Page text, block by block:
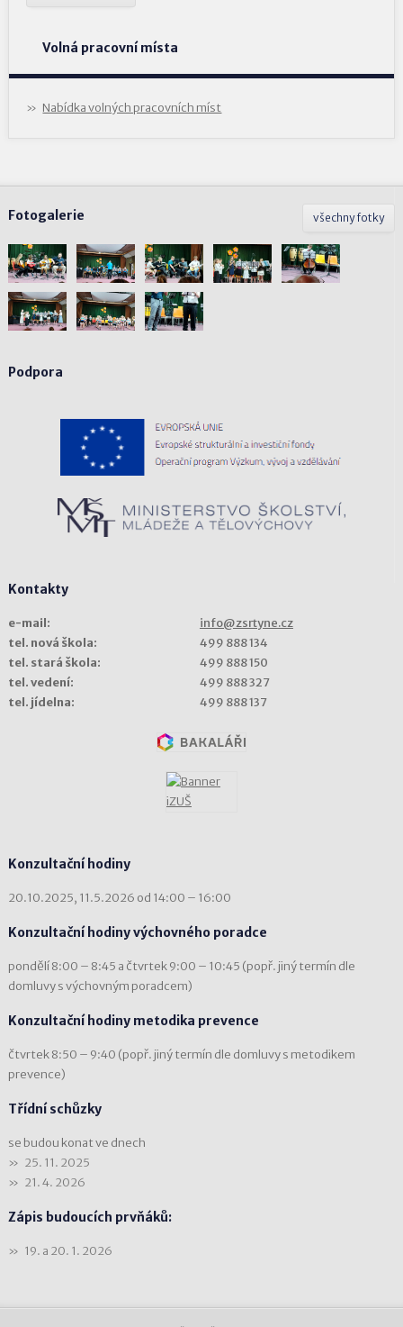
Volná pracovní místa
Nabídka volných pracovních míst
všechny fotky
Fotogalerie
Podpora
Kontakty
e-mail:
info@zsrtyne.cz
tel. nová škola:
499 888 134
tel. stará škola:
499 888 150
tel. vedení:
499 888 327
tel. jídelna:
499 888 137
Konzultační hodiny
20.10.2025, 11.5.2026 od 14:00 – 16:00
Konzultační hodiny výchovného poradce
pondělí 8:00 – 8:45 a čtvrtek 9:00 – 10:45 (popř. jiný termín dle
domluvy s výchovným poradcem)
Konzultační hodiny metodika prevence
čtvrtek 8:50 – 9:40 (popř. jiný termín dle domluvy s metodikem
prevence)
Třídní schůzky
se budou konat ve dnech
25. 11. 2025
21. 4. 2026
Zápis budoucích prvňáků:
19. a 20. 1. 2026